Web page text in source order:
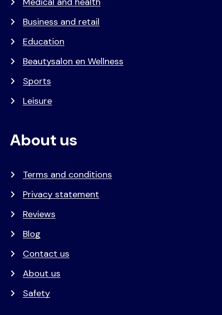
Business and retail
Education
Beautysalon en Wellness
Sports
Leisure
About us
Terms and conditions
Privacy statement
Reviews
Blog
Contact us
About us
Safety